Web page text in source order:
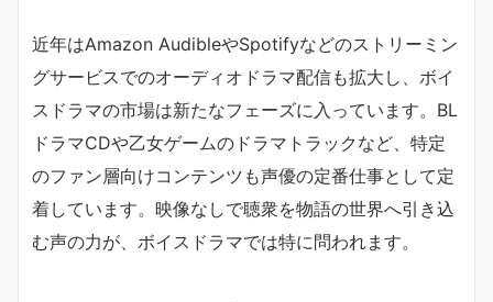
近年はAmazon AudibleやSpotifyなどのストリーミン
グサービスでのオーディオドラマ配信も拡大し、ボイ
スドラマの市場は新たなフェーズに入っています。BL
ドラマCDや乙女ゲームのドラマトラックなど、特定
のファン層向けコンテンツも声優の定番仕事として定
着しています。映像なしで聴衆を物語の世界へ引き込
む声の力が、ボイスドラマでは特に問われます。